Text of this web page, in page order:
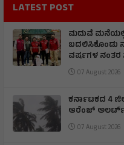
LATEST POST
ಮದುವೆ
ಬದಲಿಸಿಕೊಂಡು
ವರ್ಷಗಳ ನಂತರ
07 August 2026
ಕರ್ನಾಟಕದ 4
ಆರೆಂಜ್‌
07 August 2026